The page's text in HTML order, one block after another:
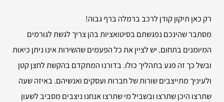
רק כאן תיקון קודן לרכב ברמלה ברף גבוה!
מסתבר שהינכם נפגשתם בסיטואציות בהן צריך לגשת לגורמים
המיומנים בתחום. יש לציין את כל הפעמים שהשירות אינו ניתן כיאות
ובשל כך זה פגע בתהליך כולו. בדורנו המתקדם בהקשת לחצן קטן
ולעיניך מתייצבים שורות של חברות ועסקים ואנשיהם. באיזה שעה
שתרצו היכן שתרצו ובשביל מי שתרצו אנחנו ניצבים מסביב לשעון